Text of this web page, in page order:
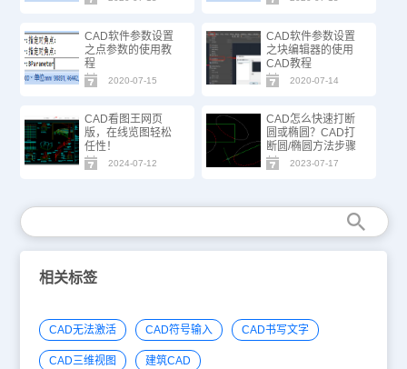
CAD软件参数设置
之点参数的使用教
程
2020-07-15
CAD软件参数设置
之块编辑器的使用
CAD教程
2020-07-14
CAD看图王网页
版，在线览图轻松
任性！
2024-07-12
CAD怎么快速打断
圆或椭圆？CAD打
断圆/椭圆方法步骤
2023-07-17
相关标签
CAD无法激活 CAD符号输入 CAD书写文字
CAD三维视图 建筑CAD